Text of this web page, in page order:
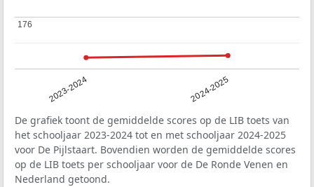
2023-2024 2024-2025
176
176
De grafiek toont de gemiddelde scores op de LIB toets van
het schooljaar 2023-2024 tot en met schooljaar 2024-2025
voor De Pijlstaart. Bovendien worden de gemiddelde scores
op de LIB toets per schooljaar voor de De Ronde Venen en
Nederland getoond.